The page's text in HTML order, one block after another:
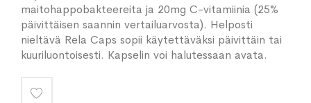
maitohappobakteereita ja 20mg C-vitamiinia (25%
päivittäisen saannin vertailuarvosta). Helposti
nieltävä Rela Caps sopii käytettäväksi päivittäin tai
kuuriluontoisesti. Kapselin voi halutessaan avata.